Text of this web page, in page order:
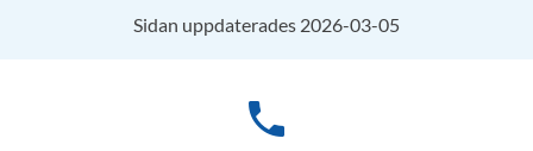
Sidan uppdaterades 2026-03-05
phone